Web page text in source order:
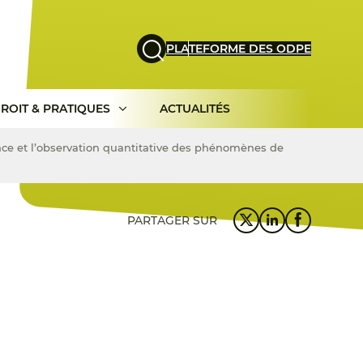
PLATEFORME DES ODPE
& PRATIQUES ACTUALITÉS
et l’observation quantitative des phénomènes de
PARTAGER SUR